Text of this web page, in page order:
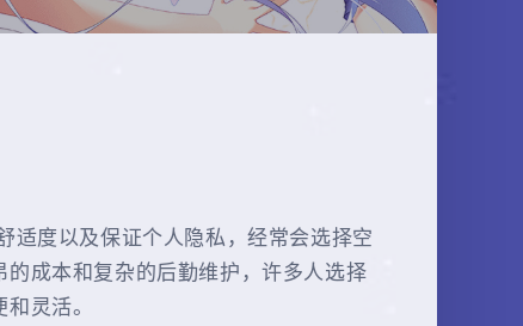
适度以及保证个人隐私，经常会选择空
成本和复杂的后勤维护，许多人选择
灵活。